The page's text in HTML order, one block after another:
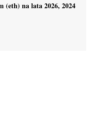
(eth) na lata 2026, 2024